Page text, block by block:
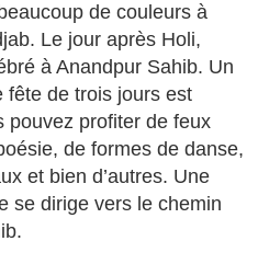
de couleurs à
Le jour après Holi,
à Anandpur Sahib. Un
fête de trois jours est
pouvez profiter de feux
de formes de danse,
et bien d’autres. Une
se dirige vers le chemin